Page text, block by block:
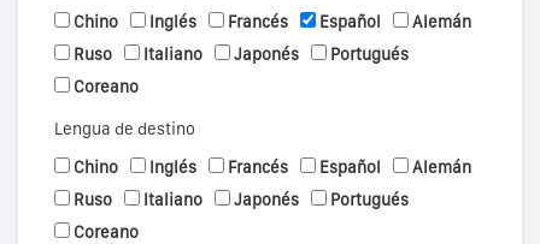
Chino
Inglés Francés Español
Alemán
Ruso
Italiano Japonés
Portugués
Coreano
Lengua de destino
Chino
Inglés Francés Español
Alemán
Ruso
Italiano Japonés
Portugués
Coreano